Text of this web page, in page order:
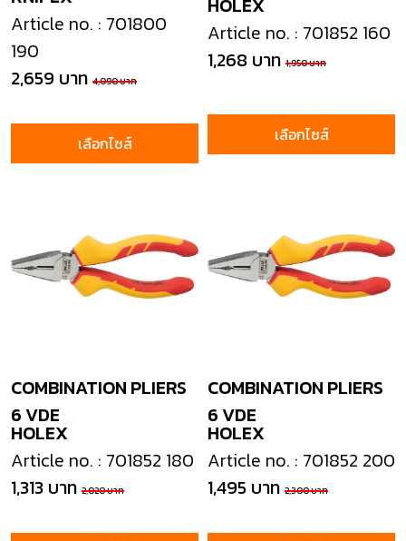
Article no. : 701800
190
2,659 บาท 4,090 บาท
เลือกไซส์
HOLEX
Article no. : 701852 160
1,268 บาท 1,950 บาท
เลือกไซส์
HOLEX
COMBINATION PLIERS
6 VDE
Article no. : 701852 180
1,313 บาท 2,020 บาท
HOLEX
COMBINATION PLIERS
6 VDE
Article no. : 701852 200
1,495 บาท 2,300 บาท